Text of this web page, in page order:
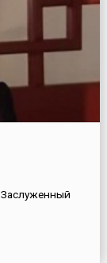
Заслуженный